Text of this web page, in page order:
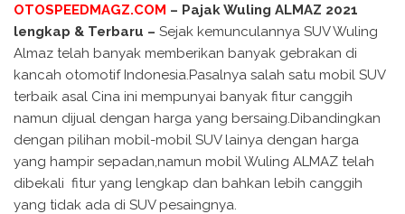
OTOSPEEDMAGZ.COM – Pajak Wuling ALMAZ 2021
lengkap & Terbaru – Sejak kemunculannya SUV Wuling
Almaz telah banyak memberikan banyak gebrakan di
kancah otomotif Indonesia.Pasalnya salah satu mobil SUV
terbaik asal Cina ini mempunyai banyak fitur canggih
namun dijual dengan harga yang bersaing.Dibandingkan
dengan pilihan mobil-mobil SUV lainya dengan harga
yang hampir sepadan,namun mobil Wuling ALMAZ telah
dibekali fitur yang lengkap dan bahkan lebih canggih
yang tidak ada di SUV pesaingnya.